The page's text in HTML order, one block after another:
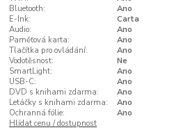
Bluetooth:
Ano
E-Ink:
Carta
Audio:
Ano
Paměťová karta:
Ano
Tlačítka pro ovládání:
Ano
Vodotěsnost:
Ne
SmartLight:
Ano
USB-C:
Ano
DVD s knihami zdarma:
Ano
Letáčky s knihami zdarma:
Ano
Ochranná fólie:
Ano
Hlídat cenu / dostupnost